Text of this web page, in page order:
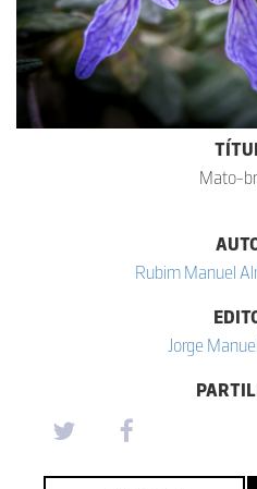
Mato-
Rubim Manuel
Jorge